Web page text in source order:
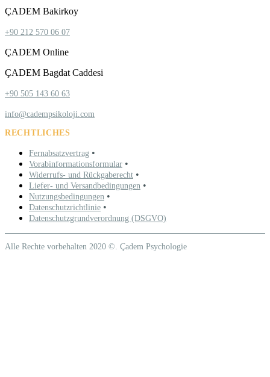
ÇADEM Bakirkoy
+90 212 570 06 07
ÇADEM Online
ÇADEM Bagdat Caddesi
+90 505 143 60 63
info@cadempsikoloji.com
RECHTLICHES
Fernabsatzvertrag •
Vorabinformationsformular •
Widerrufs- und Rückgaberecht •
Liefer- und Versandbedingungen •
Nutzungsbedingungen •
Datenschutzrichtlinie •
Datenschutzgrundverordnung (DSGVO)
Alle Rechte vorbehalten 2020 ©. Çadem Psychologie